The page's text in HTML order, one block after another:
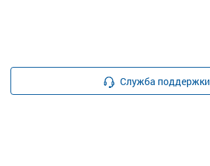
Служба поддержки